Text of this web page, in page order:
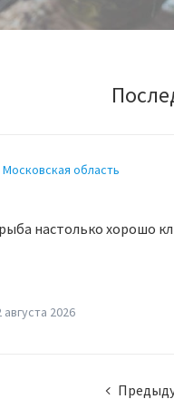
Московская область
настолько хорошо
августа 2026